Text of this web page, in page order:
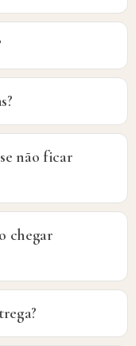
não ficar
chegar